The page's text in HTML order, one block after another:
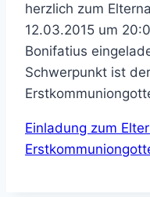
herzlich zum
12.03.2015 um
Bonifatius
Schwerpunkt ist der
Einladung zum